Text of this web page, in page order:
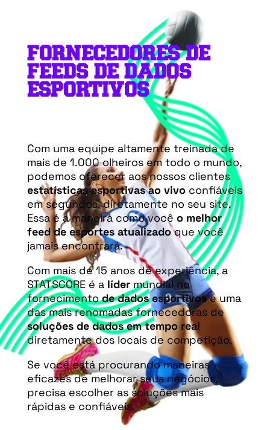
FORNECEDORES DE
FEEDS DE DADOS
ESPORTIVOS
Com uma equipe altamente treinada de
mais de 1.000 olheiros em todo o mundo,
podemos oferecer aos nossos clientes
estatísticas esportivas ao vivoconfiáveis
em segundos, diretamente no seu site.
Essa é a maneira como você o melhor
feed de esportes atualizado que você
jamais encontrará.
Com mais de 15 anos de experiência, a
STATSCORE é a lídermundial no
fornecimentode dados esportivose uma
das mais renomadas fornecedoras de
soluções de dados em tempo real
diretamente dos locais de competição.
Se você está procurando maneiras
eficazes de melhorar seus negócios,
precisa escolher as soluções mais
rápidas e confiáveis.